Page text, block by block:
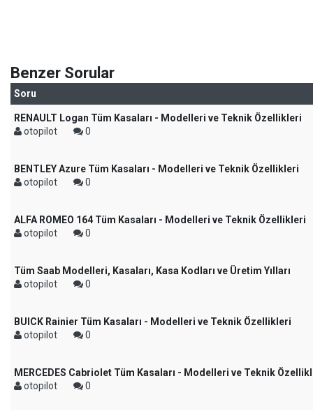
Benzer Sorular
Soru
RENAULT Logan Tüm Kasaları - Modelleri ve Teknik Özellikleri
otopilot
0
BENTLEY Azure Tüm Kasaları - Modelleri ve Teknik Özellikleri
otopilot
0
ALFA ROMEO 164 Tüm Kasaları - Modelleri ve Teknik Özellikleri
otopilot
0
Tüm Saab Modelleri, Kasaları, Kasa Kodları ve Üretim Yılları
otopilot
0
BUICK Rainier Tüm Kasaları - Modelleri ve Teknik Özellikleri
otopilot
0
MERCEDES Cabriolet Tüm Kasaları - Modelleri ve Teknik
otopilot
0